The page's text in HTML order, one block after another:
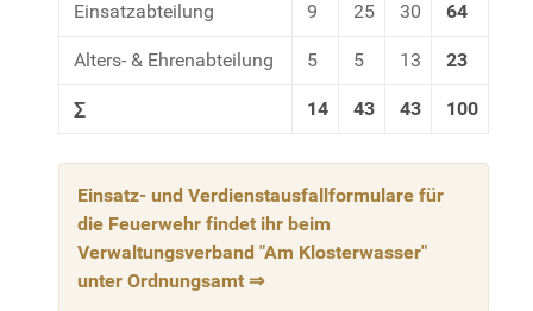
Einsatzabteilung 9 25 30 64
Alters- & Ehrenabteilung 5 5 13 23
∑ 14 43 43 100
Einsatz- und Verdienstausfallformulare für
die Feuerwehr findet ihr beim
Verwaltungsverband "Am Klosterwasser"
unter Ordnungsamt ⇒